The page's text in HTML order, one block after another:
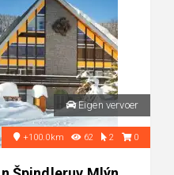
Eigen vervoer
+100.0km 62 2 0